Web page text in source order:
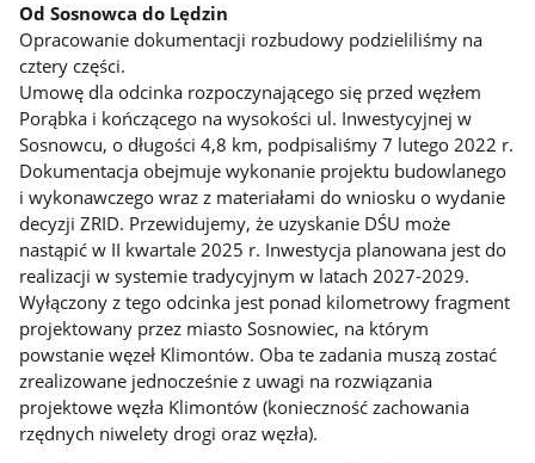
Od Sosnowca do Lędzin
Opracowanie dokumentacji rozbudowy podzieliliśmy na
cztery części.
Umowę dla odcinka rozpoczynającego się przed węzłem
Porąbka i kończącego na wysokości ul. Inwestycyjnej w
Sosnowcu, o długości 4,8 km, podpisaliśmy 7 lutego 2022 r.
Dokumentacja obejmuje wykonanie projektu budowlanego
i wykonawczego wraz z materiałami do wniosku o wydanie
decyzji ZRID. Przewidujemy, że uzyskanie DŚU może
nastąpić w II kwartale 2025 r. Inwestycja planowana jest do
realizacji w systemie tradycyjnym w latach 2027-2029.
Wyłączony z tego odcinka jest ponad kilometrowy fragment
projektowany przez miasto Sosnowiec, na którym
powstanie węzeł Klimontów. Oba te zadania muszą zostać
zrealizowane jednocześnie z uwagi na rozwiązania
projektowe węzła Klimontów (konieczność zachowania
rzędnych niwelety drogi oraz węzła).